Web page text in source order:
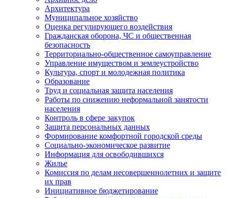
Архитектура
Муниципальное хозяйство
Оценка регулирующего воздействия
Гражданская оборона, ЧС и общественная
безопасность
Территориально-общественное самоуправление
Управление имуществом и землеустройство
Культура, спорт и молодежная политика
Образование
Труд и социальная защита населения
Работы по снижению неформальной занятости
населения
Контроль в сфере закупок
Защита персональных данных
Формирование комфортной городской среды
Социально-экономическое развитие
Информация для освободившихся
Жилье
Комиссия по делам несовершеннолетних и защите
их прав
Инициативное бюджетирование